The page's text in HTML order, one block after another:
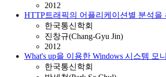
2012
HTTP트래픽의 어플리케이션별 분석
한국통신학회
진창규(Chang-Gyu Jin)
2012
What's up을 이용한 Windows 시스템 모
한국통신학회